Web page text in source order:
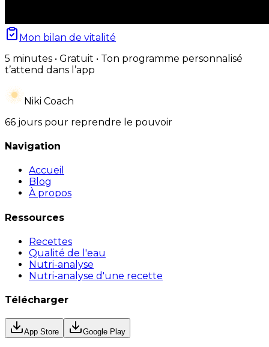
Mon bilan de vitalité
5 minutes • Gratuit • Ton programme personnalisé
t’attend dans l’app
Niki Coach
66 jours pour reprendre le pouvoir
Navigation
Accueil
Blog
À propos
Ressources
Recettes
Qualité de l'eau
Nutri-analyse
Nutri-analyse d'une recette
Télécharger
App Store Google Play